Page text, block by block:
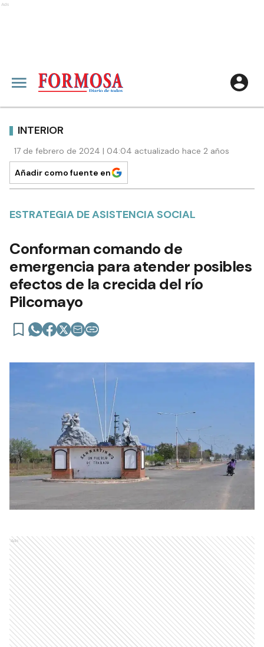
Ads
INTERIOR
17 de febrero de 2024 | 04:04 actualizado hace 2 años
Añadir como fuente en
ESTRATEGIA DE ASISTENCIA SOCIAL
Conforman comando de
emergencia para atender posibles
efectos de la crecida del río
Pilcomayo
Ads